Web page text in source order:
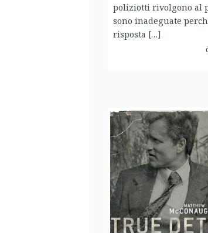
poliziotti rivolgono al
sono inadeguate
risposta […]